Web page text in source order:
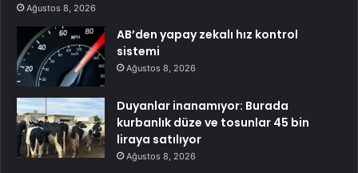
Ağustos 8, 2026
AB’den yapay zekalı hız kontrol
sistemi
Ağustos 8, 2026
Duyanlar inanamıyor: Burada
kurbanlık düze ve tosunlar 45 bin
liraya satılıyor
Ağustos 8, 2026